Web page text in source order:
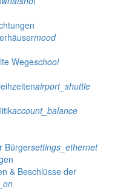
mood
Wegeschool
airport_shuttle
account_balance
Bürgersettings_ethernet
& Beschlüsse der